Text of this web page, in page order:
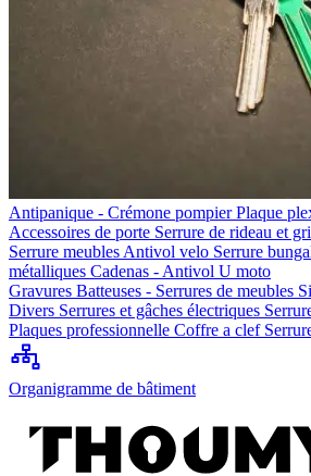
Antipanique - Crémone pompierPlaque
Accessoires de porte Serrure de rideau et
Serrure meubles Antivol velo Serrure
métalliques Cadenas - Antivol U moto
Gravures Batteuses - Serrures de meubles
Divers Serrures et gâches électriques
Plaques professionnelle Coffre a clef
Organigramme de bâtiment